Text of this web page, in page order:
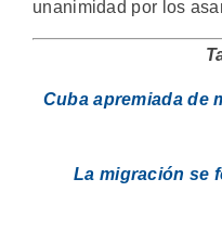
unanimidad por los
Cuba apremiada de
La migración se